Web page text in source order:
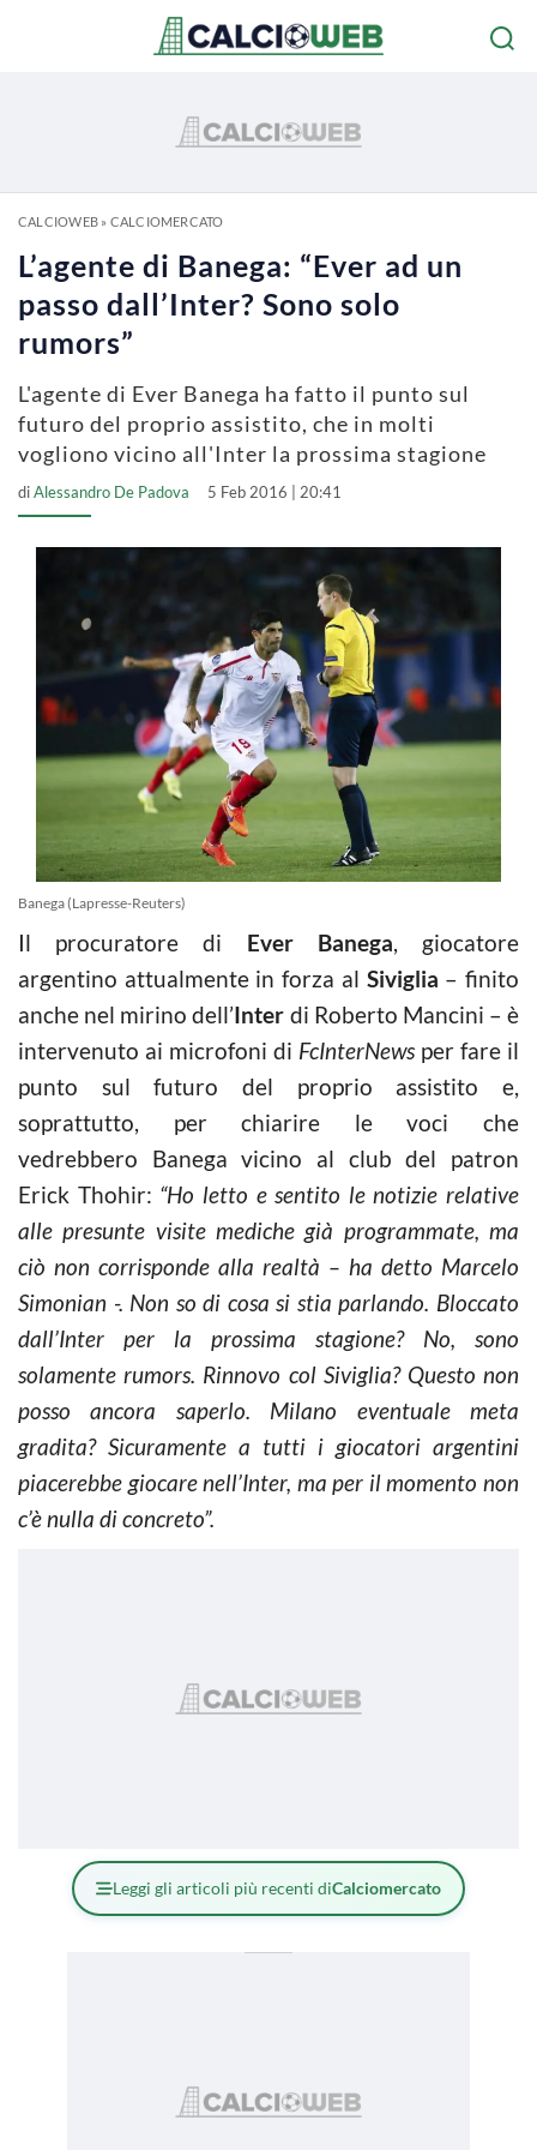
CALCIOWEB» CALCIOMERCATO
L’agente di Banega: “Ever ad un
passo dall’Inter? Sono solo
rumors”
L'agente di Ever Banega ha fatto il punto sul
futuro del proprio assistito, che in molti
vogliono vicino all'Inter la prossima stagione
diAlessandro De Padova 5 Feb 2016 | 20:41
Banega (Lapresse-Reuters)
Il procuratore di Ever Banega, giocatore
argentino attualmente in forza al Siviglia – finito
anche nel mirino dell’Inter di Roberto Mancini – è
intervenuto ai microfoni di FcInterNews per fare il
punto sul futuro del proprio assistito e,
soprattutto, per chiarire le voci che
vedrebbero Banega vicino al club del patron
Erick Thohir: “Ho letto e sentito le notizie relative
alle presunte visite mediche già programmate, ma
ciò non corrisponde alla realtà – ha detto Marcelo
Simonian -. Non so di cosa si stia parlando. Bloccato
dall’Inter per la prossima stagione? No, sono
solamente rumors. Rinnovo col Siviglia? Questo non
posso ancora saperlo. Milano eventuale meta
gradita? Sicuramente a tutti i giocatori argentini
piacerebbe giocare nell’Inter, ma per il momento non
c’è nulla di concreto”.
Leggi gli articoli più recenti diCalciomercato